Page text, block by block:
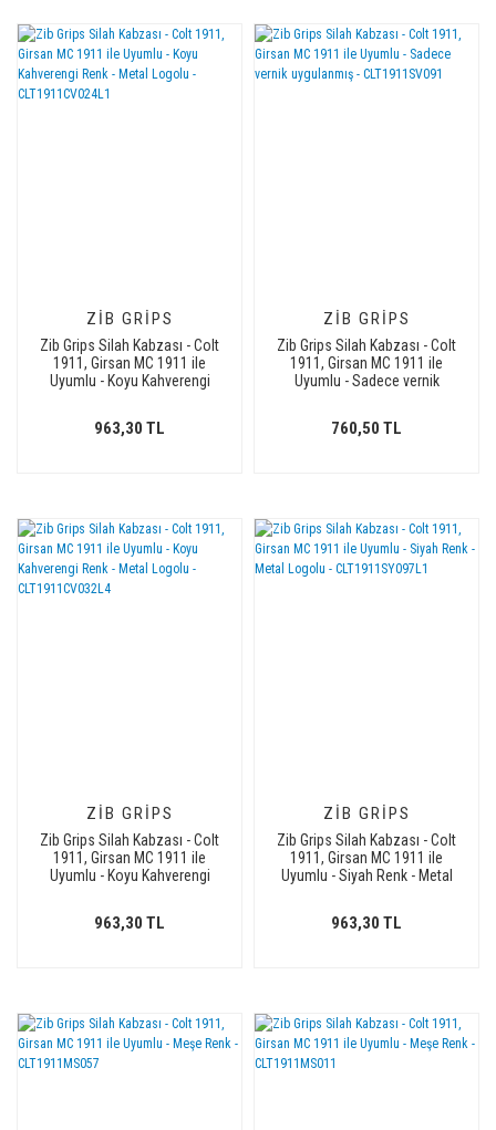
ZIB GRIPS
Zib Grips Silah Kabzası - Colt
1911, Girsan MC 1911 ile
Uyumlu - Koyu Kahverengi
963,30 TL
ZIB GRIPS
Zib Grips Silah Kabzası - Colt
1911, Girsan MC 1911 ile
Uyumlu - Sadece vernik
760,50 TL
ZIB GRIPS
Zib Grips Silah Kabzası - Colt
1911, Girsan MC 1911 ile
Uyumlu - Koyu Kahverengi
963,30 TL
ZIB GRIPS
Zib Grips Silah Kabzası - Colt
1911, Girsan MC 1911 ile
Uyumlu - Siyah Renk - Metal
963,30 TL